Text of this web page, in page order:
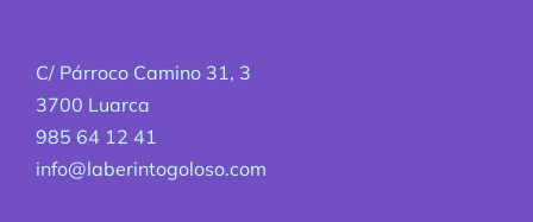
C/ Párroco Camino 31, 3
3700 Luarca
985 64 12 41
info@laberintogoloso.com